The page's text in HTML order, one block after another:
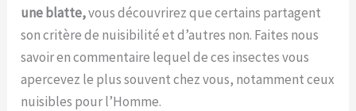
une blatte,vous découvrirez que certains partagent
son critère de nuisibilité et d’autres non. Faites nous
savoir en commentaire lequel de ces insectes vous
apercevez le plus souvent chez vous, notamment ceux
nuisibles pour l’Homme.